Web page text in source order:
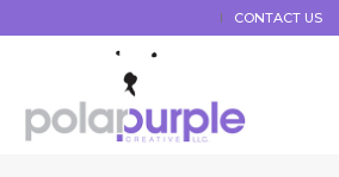
CONTACT US